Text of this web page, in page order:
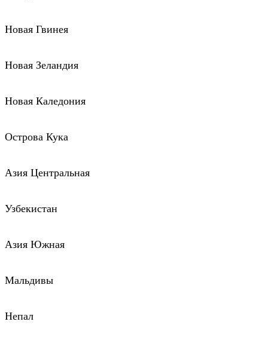
Новая Гвинея
Новая Зеландия
Новая Каледония
Острова Кука
Азия Центральная
Узбекистан
Азия Южная
Мальдивы
Непал